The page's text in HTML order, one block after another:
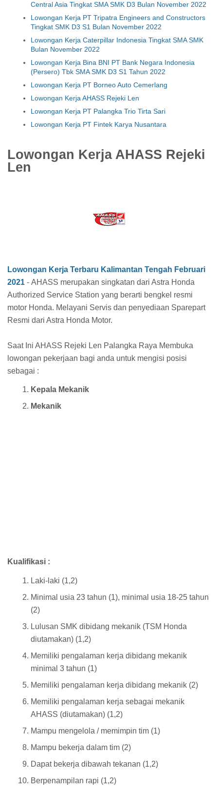
Central Asia Tingkat SMA SMK D3 Bulan November 2022
Lowongan Kerja PT Tripatra Engineers and Constructors
Tingkat SMK D3 S1 Bulan November 2022
Lowongan Kerja Caterpillar Indonesia Tingkat SMA SMK
Bulan November 2022
Lowongan Kerja Bina BNI PT Bank Negara Indonesia
(Persero) Tbk SMA SMK D3 S1 Tahun 2022
Lowongan Kerja PT Borneo Auto Cemerlang
Lowongan Kerja AHASS Rejeki Len
Lowongan Kerja PT Palangka Trio Tirta Sari
Lowongan Kerja PT Fintek Karya Nusantara
Lowongan Kerja AHASS Rejeki
Len
Lowongan Kerja Terbaru Kalimantan Tengah Februari
2021 - AHASS merupakan singkatan dari Astra Honda
Authorized Service Station yang berarti bengkel resmi
motor Honda. Melayani Servis dan penyediaan Sparepart
Resmi dari Astra Honda Motor.
Saat Ini AHASS Rejeki Len Palangka Raya Membuka
lowongan pekerjaan bagi anda untuk mengisi posisi
sebagai :
Kepala Mekanik
Mekanik
Kualifikasi :
Laki-laki (1,2)
Minimal usia 23 tahun (1), minimal usia 18-25 tahun
(2)
Lulusan SMK dibidang mekanik (TSM Honda
diutamakan) (1,2)
Memiliki pengalaman kerja dibidang mekanik
minimal 3 tahun (1)
Memiliki pengalaman kerja dibidang mekanik (2)
Memiliki pengalaman kerja sebagai mekanik
AHASS (diutamakan) (1,2)
Mampu mengelola / memimpin tim (1)
Mampu bekerja dalam tim (2)
Dapat bekerja dibawah tekanan (1,2)
Berpenampilan rapi (1,2)